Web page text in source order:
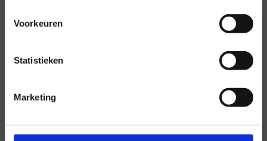
Voorkeuren
Statistieken
Marketing